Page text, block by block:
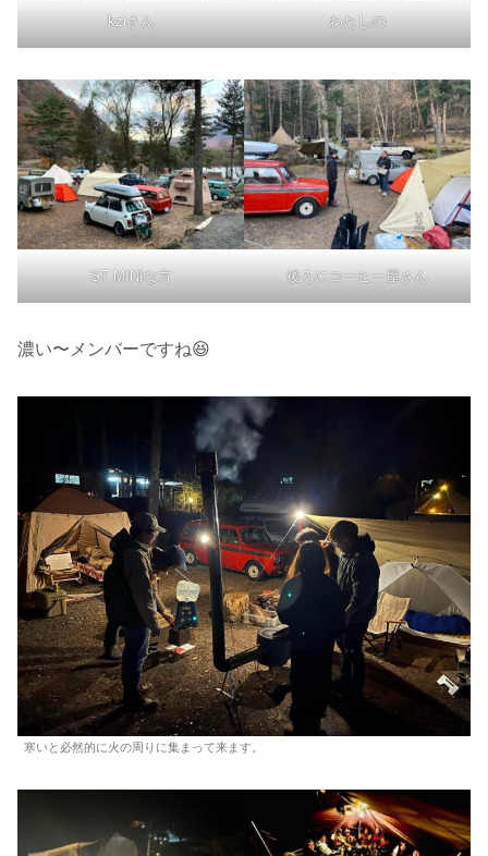
kziさん わたしの
ST MINIな方 後ろにコーヒー屋さん
濃い〜メンバーですね😆
寒いと必然的に火の周りに集まって来ます。